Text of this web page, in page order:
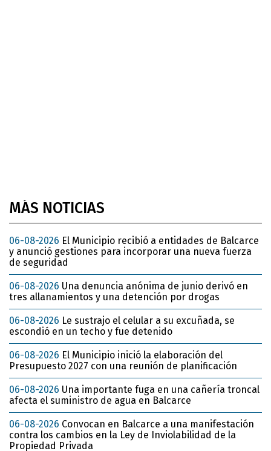
MÁS NOTICIAS
06-08-2026 El Municipio recibió a entidades de Balcarce
y anunció gestiones para incorporar una nueva fuerza
de seguridad
06-08-2026 Una denuncia anónima de junio derivó en
tres allanamientos y una detención por drogas
06-08-2026 Le sustrajo el celular a su excuñada, se
escondió en un techo y fue detenido
06-08-2026 El Municipio inició la elaboración del
Presupuesto 2027 con una reunión de planificación
06-08-2026 Una importante fuga en una cañería troncal
afecta el suministro de agua en Balcarce
06-08-2026 Convocan en Balcarce a una manifestación
contra los cambios en la Ley de Inviolabilidad de la
Propiedad Privada